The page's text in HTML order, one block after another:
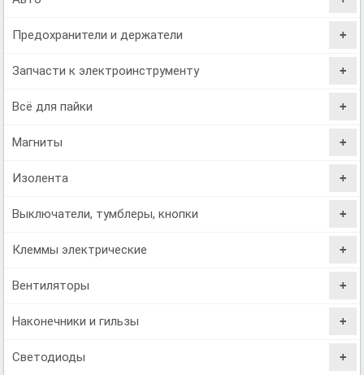
Предохранители и держатели
Запчасти к электроинструменту
Всё для пайки
Магниты
Изолента
Выключатели, тумблеры, кнопки
Клеммы электрические
Вентиляторы
Наконечники и гильзы
Светодиоды